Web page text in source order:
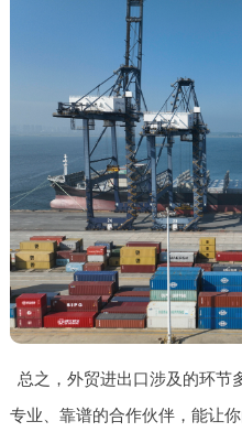
总之，外贸进出口涉及的环节
专业、靠谱的合作伙伴，能让